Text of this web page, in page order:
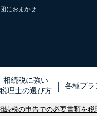
におまかせ
相続税に強い
税理士の選び方
各種プラ
続税の申告での必要書類を税